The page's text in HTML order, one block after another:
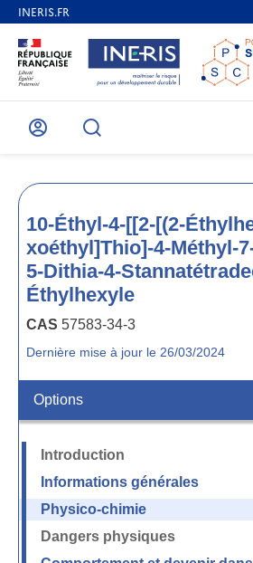
Mon
Recherche
10-Éthyl-4-[[2-[(2-
xoéthyl]Thio]-4-Méthyl-
5-Dithia-4-
Éthylhexyle
CAS 57583-34-3
Dernière mise à jour le 26/03/2024
Options
Introduction
Informations générales
Physico-chimie
Dangers physiques